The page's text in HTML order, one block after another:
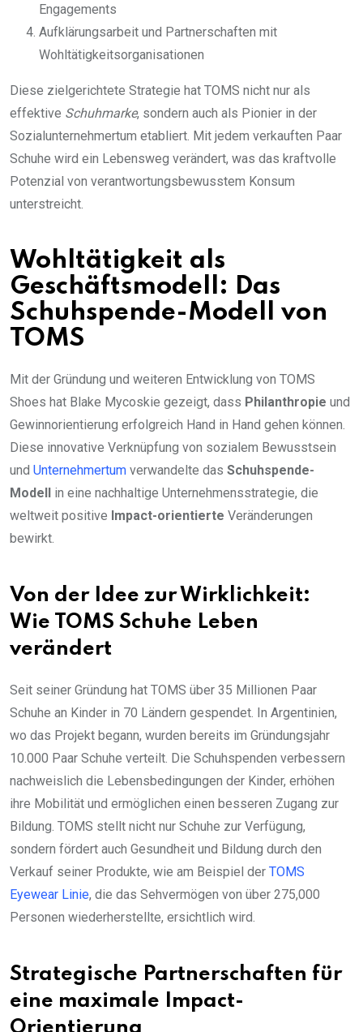
Engagements
Aufklärungsarbeit und Partnerschaften mit
Wohltätigkeitsorganisationen
Diese zielgerichtete Strategie hat TOMS nicht nur als
effektive Schuhmarke, sondern auch als Pionier in der
Sozialunternehmertum etabliert. Mit jedem verkauften Paar
Schuhe wird ein Lebensweg verändert, was das kraftvolle
Potenzial von verantwortungsbewusstem Konsum
unterstreicht.
Wohltätigkeit als
Geschäftsmodell: Das
Schuhspende-Modell von
TOMS
Mit der Gründung und weiteren Entwicklung von TOMS
Shoes hat Blake Mycoskie gezeigt, dass Philanthropie und
Gewinnorientierung erfolgreich Hand in Hand gehen können.
Diese innovative Verknüpfung von sozialem Bewusstsein
und Unternehmertum verwandelte das Schuhspende-
Modell in eine nachhaltige Unternehmensstrategie, die
weltweit positive Impact-orientierte Veränderungen
bewirkt.
Von der Idee zur Wirklichkeit:
Wie TOMS Schuhe Leben
verändert
Seit seiner Gründung hat TOMS über 35 Millionen Paar
Schuhe an Kinder in 70 Ländern gespendet. In Argentinien,
wo das Projekt begann, wurden bereits im Gründungsjahr
10.000 Paar Schuhe verteilt. Die Schuhspenden verbessern
nachweislich die Lebensbedingungen der Kinder, erhöhen
ihre Mobilität und ermöglichen einen besseren Zugang zur
Bildung. TOMS stellt nicht nur Schuhe zur Verfügung,
sondern fördert auch Gesundheit und Bildung durch den
Verkauf seiner Produkte, wie am Beispiel der TOMS
Eyewear Linie, die das Sehvermögen von über 275,000
Personen wiederherstellte, ersichtlich wird.
Strategische Partnerschaften für
eine maximale Impact-